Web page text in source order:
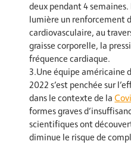
deux pendant 4
lumière un renforcement
cardiovasculaire, au
graisse corporelle, la
fréquence cardiaque.
3.Une équipe américaine
2022 s’est penchée sur
dans le contexte de la
formes graves
scientifiques ont
diminue le risque de